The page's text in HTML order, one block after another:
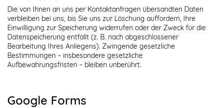
Die von Ihnen an uns per Kontaktanfragen übersandten Daten
verbleiben bei uns, bis Sie uns zur Löschung auffordern, Ihre
Einwilligung zur Speicherung widerrufen oder der Zweck für die
Datenspeicherung entfällt (z. B. nach abgeschlossener
Bearbeitung Ihres Anliegens). Zwingende gesetzliche
Bestimmungen – insbesondere gesetzliche
Aufbewahrungsfristen – bleiben unberührt.
Google Forms